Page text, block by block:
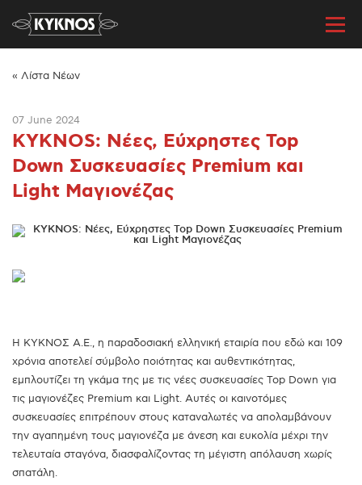
« Λίστα Νέων
07 June 2024
KYKNOS: Νέες, Εύχρηστες Top
Down Συσκευασίες Premium και
Light Μαγιονέζας
Η ΚΥΚΝΟΣ Α.Ε., η παραδοσιακή ελληνική εταιρία που εδώ και 109
χρόνια αποτελεί σύμβολο ποιότητας και αυθεντικότητας,
εμπλουτίζει τη γκάμα της με τις νέες συσκευασίες Top Down για
τις μαγιονέζες Premium και Light. Αυτές οι καινοτόμες
συσκευασίες επιτρέπουν στους καταναλωτές να απολαμβάνουν
την αγαπημένη τους μαγιονέζα με άνεση και ευκολία μέχρι την
τελευταία σταγόνα, διασφαλίζοντας τη μέγιστη απόλαυση χωρίς
σπατάλη.